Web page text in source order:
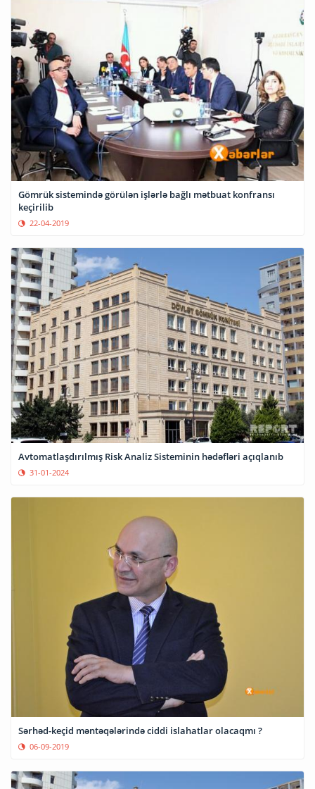
Gömrük sistemində görülən işlərlə bağlı mətbuat konfransı
keçirilib
22-04-2019
Avtomatlaşdırılmış Risk Analiz Sisteminin hədəfləri açıqlanıb
31-01-2024
Sərhəd-keçid məntəqələrində ciddi islahatlar olacaqmı ?
06-09-2019